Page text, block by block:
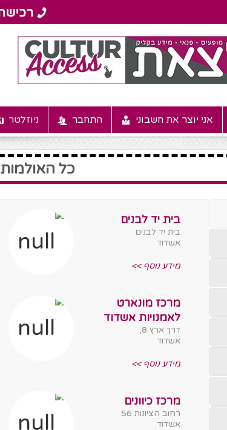
ניוזלטר התחבר אני יוצר את חשבוני
כל האולמות
בית יד לבנים
בית יד לבנים
אשדוד
מידע נוסף >>
מרכז מונארט
לאמנויות אשדוד
דרך ארץ 8,
אשדוד
מידע נוסף >>
מרכז כיוונים
רחוב הציונות 56
אשדוד